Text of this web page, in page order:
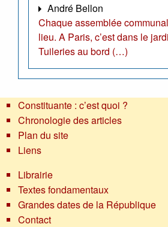
André Bellon
Chaque assemblée
lieu. A Paris, c’est dans le
Tuileries au bord (…)
Constituante : c’est quoi ?
Chronologie des articles
Plan du site
Liens
Librairie
Textes fondamentaux
Grandes dates de la République
Contact